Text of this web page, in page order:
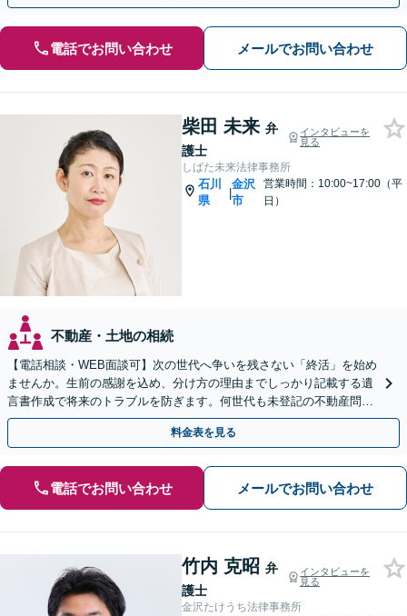
電話でお問い合わせ メールでお問い合わせ
柴田 未来 弁
護士
インタビューを
見る
しばた未来法律事務所
石川
県
|
金沢
市
営業時間：10:00~17:00（平
日）
不動産・土地の相続
【電話相談・WEB面談可】次の世代へ争いを残さない「終活」を始め
ませんか。生前の感謝を込め、分け方の理由までしっかり記載する遺
言書作成で将来のトラブルを防ぎます。何世代も未登記の不動産問題
も対応可能。まずは一度ご相談ください。
料金表を見る
電話でお問い合わせ メールでお問い合わせ
竹内 克昭 弁
護士
インタビューを
見る
金沢たけうち法律事務所